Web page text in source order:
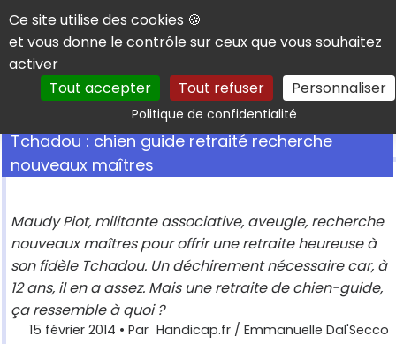
Panneau de gestion des cookies
Ce site utilise des cookies 🍪
et vous donne le contrôle sur ceux que vous souhaitez
activer
Tout accepter
Tout refuser Personnaliser
Politique de confidentialitéRechercher
Tchadou : chien guide retraité recherche
nouveaux maîtres
Maudy Piot, militante associative, aveugle, recherche
nouveaux maîtres pour offrir une retraite heureuse à
son fidèle Tchadou. Un déchirement nécessaire car, à
12 ans, il en a assez. Mais une retraite de chien-guide,
ça ressemble à quoi ?
15 février 2014 • Par Handicap.fr / Emmanuelle Dal'Secco